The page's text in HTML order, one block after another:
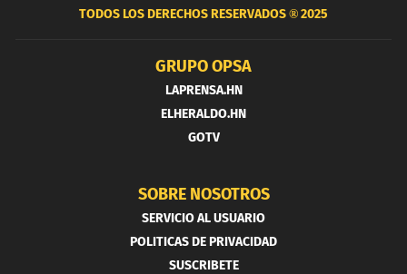
TODOS LOS DERECHOS RESERVADOS ®2025
GRUPO OPSA
LAPRENSA.HN
ELHERALDO.HN
GOTV
SOBRE NOSOTROS
SERVICIO AL USUARIO
POLITICAS DE PRIVACIDAD
SUSCRIBETE